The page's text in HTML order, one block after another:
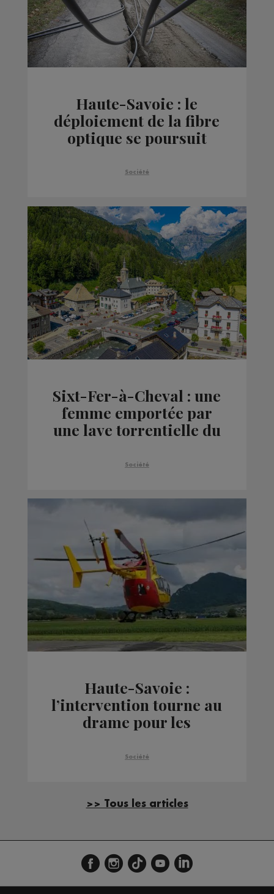
Haute-Savoie : le
déploiement de la fibre
optique se poursuit
Société
Sixt-Fer-à-Cheval : une
femme emportée par
une lave torrentielle du
Société
Haute-Savoie :
l’intervention tourne au
drame pour les
Société
>> Tous les articles